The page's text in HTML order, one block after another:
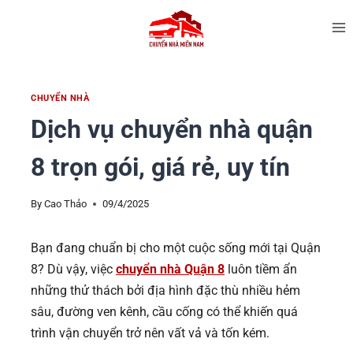
CHUYỂN NHÀ
Dịch vụ chuyển nhà quận
8 trọn gói, giá rẻ, uy tín
By Cao Thảo 09/4/2025
Bạn đang chuẩn bị cho một cuộc sống mới tại Quận
8? Dù vậy, việc chuyển nhà Quận 8 luôn tiềm ẩn
những thử thách bởi địa hình đặc thù nhiều hẻm
sâu, đường ven kênh, cầu cống có thể khiến quá
trình vận chuyển trở nên vất vả và tốn kém.